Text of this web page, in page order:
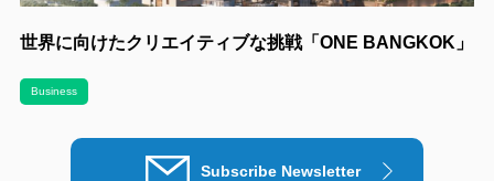
世界に向けたクリエイティブな挑戦「ONE BANGKOK」
Business
Subscribe Newsletter